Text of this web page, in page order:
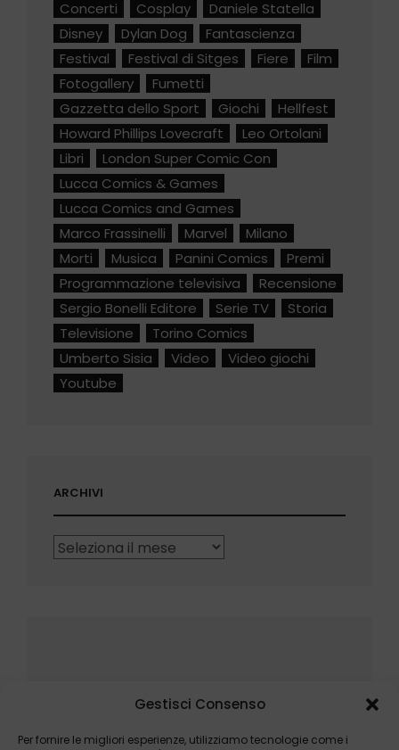
Gestisci Consenso
Per fornire le migliori esperienze, utilizziamo tecnologie come i
Concerti
Cosplay
Daniele Statella
Disney
Dylan Dog
Fantascienza
Festival
Festival di Sitges Fiere
Film
Fotogallery
Fumetti
Gazzetta dello Sport
Giochi
Hellfest
Howard Phillips Lovecraft
Leo Ortolani
Libri
London Super Comic Con
Lucca Comics & Games
Lucca Comics and Games
Marco Frassinelli
Marvel
Milano
Morti
Musica Panini Comics
Premi
Programmazione televisiva
Recensione
Sergio Bonelli Editore
Serie TV
Storia
Televisione
Torino Comics
Umberto Sisia
Video
Video giochi
Youtube
ARCHIVI
Archivi